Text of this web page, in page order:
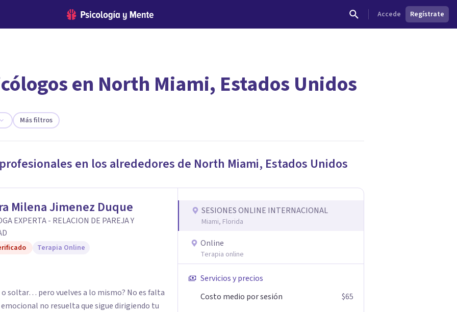
Accede Regístrate
el psicólogo adecuado?
en North Miami, Estados Unidos
Más filtros
en los alrededores de North Miami, Estados Unidos
Milena Jimenez Duque
EXPERTA - RELACION DE PAREJA Y
Terapia Online
soltar… pero vuelves a lo mismo? No es falta
no resuelta que sigue dirigiendo tu
SESIONES ONLINE INTERNACIONAL
Miami, Florida
Online
Terapia online
Servicios y precios
Costo medio por sesión
$65